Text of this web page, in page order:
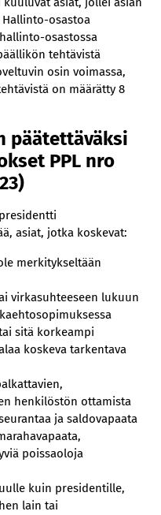
osastoa
osastossa
tehtävistä
osin voimassa,
on määrätty 8
päätettäväksi
PPL nro
asiat, jotka koskevat:
merkitykseltään
virkasuhteeseen lukuun
sitä korkeampi
koskeva tarkentava
henkilöstön ottamista
ja saldovapaata
poissaoloja
kuin presidentille,
lain tai